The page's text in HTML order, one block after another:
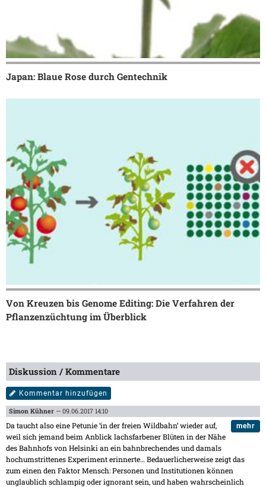
Japan: Blaue Rose durch Gentechnik
Von Kreuzen bis Genome Editing: Die Verfahren der
Pflanzenzüchtung im Überblick
Diskussion / Kommentare
Kommentar hinzufügen
Simon Kühner — 09.06.2017 14:10
mehr
Da taucht also eine Petunie ‘in der freien Wildbahn’ wieder auf,
weil sich jemand beim Anblick lachsfarbener Blüten in der Nähe
des Bahnhofs von Helsinki an ein bahnbrechendes und damals
hochumstrittenes Experiment erinnerte… Bedauerlicherweise zeigt das
zum einen den Faktor Mensch: Personen und Institutionen können
unglaublich schlampig oder ignorant sein, und haben wahrscheinlich